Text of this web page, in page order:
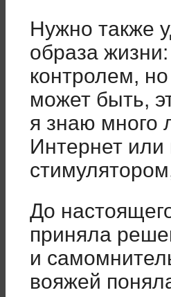
Нужно также
образа
контролем,
может быть,
я знаю много
Интернет или
До
приняла
и
вояжей